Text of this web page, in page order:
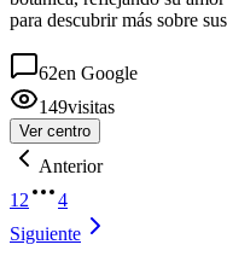
para descubrir más sobre
62en Google
149visitas
Ver centro
Anterior
1 2
4
Siguiente